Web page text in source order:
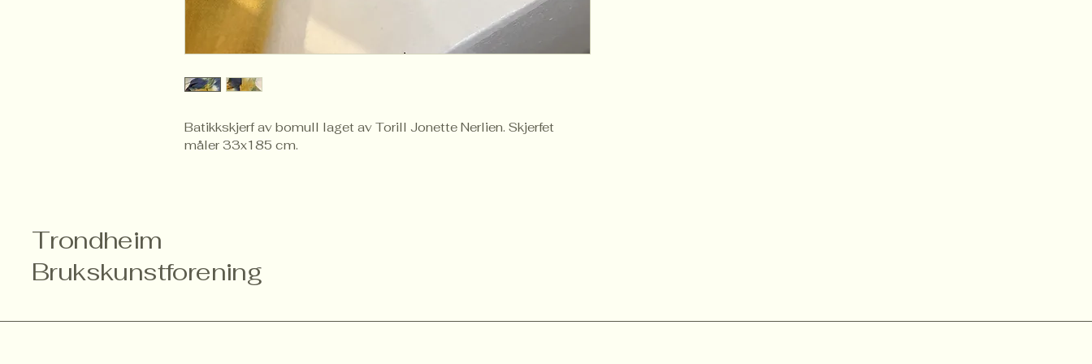
Batikkskjerf av bomull laget av Torill Jonette Nerlien. Skjerfet
måler 33x185 cm.
Trondheim
Brukskunstforening